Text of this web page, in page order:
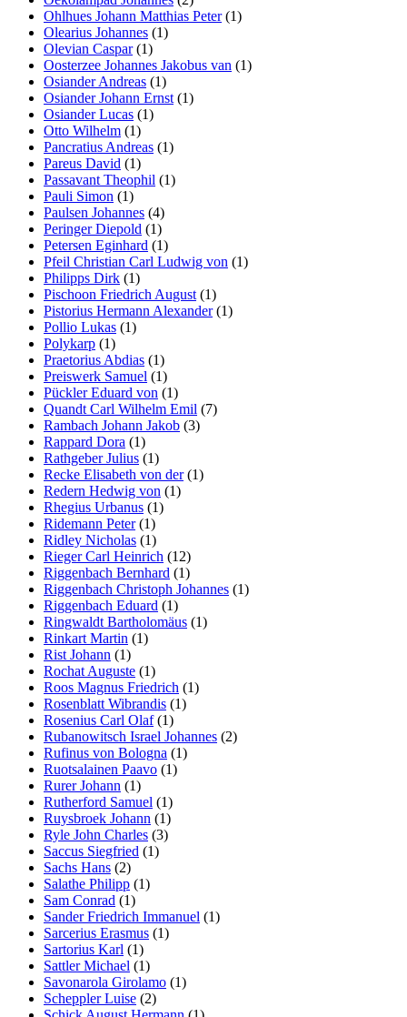
Ohlhues Johann Matthias Peter(1)
Olearius Johannes (1)
Olevian Caspar(1)
Oosterzee Johannes Jakobus van (1)
Osiander Andreas (1)
Osiander Johann Ernst (1)
Osiander Lucas (1)
Otto Wilhelm (1)
Pancratius Andreas (1)
Pareus David (1)
Passavant Theophil (1)
Pauli Simon (1)
Paulsen Johannes (4)
Peringer Diepold (1)
Petersen Eginhard (1)
Pfeil Christian Carl Ludwig von (1)
Philipps Dirk (1)
Pischoon Friedrich August (1)
Pistorius Hermann Alexander(1)
Pollio Lukas (1)
Polykarp (1)
Praetorius Abdias (1)
Preiswerk Samuel (1)
Pückler Eduard von (1)
Quandt Carl Wilhelm Emil (7)
Rambach Johann Jakob (3)
Rappard Dora (1)
Rathgeber Julius (1)
Recke Elisabeth von der(1)
Redern Hedwig von (1)
Rhegius Urbanus (1)
Ridemann Peter(1)
Ridley Nicholas (1)
Rieger Carl Heinrich (12)
Riggenbach Bernhard (1)
Riggenbach Christoph Johannes (1)
Riggenbach Eduard (1)
Ringwaldt Bartholomäus (1)
Rinkart Martin (1)
Rist Johann (1)
Rochat Auguste (1)
Roos Magnus Friedrich (1)
Rosenblatt Wibrandis (1)
Rosenius Carl Olaf(1)
Rubanowitsch Israel Johannes (2)
Rufinus von Bologna (1)
Ruotsalainen Paavo (1)
Rurer Johann (1)
Rutherford Samuel (1)
Ruysbroek Johann (1)
Ryle John Charles (3)
Saccus Siegfried (1)
Sachs Hans (2)
Salathe Philipp (1)
Sam Conrad (1)
Sander Friedrich Immanuel (1)
Sarcerius Erasmus (1)
Sartorius Karl (1)
Sattler Michael (1)
Savonarola Girolamo (1)
Scheppler Luise (2)